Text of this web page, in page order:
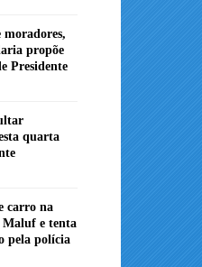
moradores,
propõe
Presidente
quarta
carro na
Maluf e tenta
pela polícia